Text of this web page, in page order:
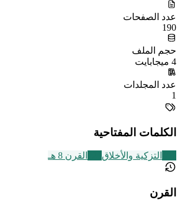
عدد الصفحات
190
حجم الملف
4 ميجابايت
عدد المجلدات
1
الكلمات المفتاحية
التزكية والأخلاق القرن 8 هـ
القرن